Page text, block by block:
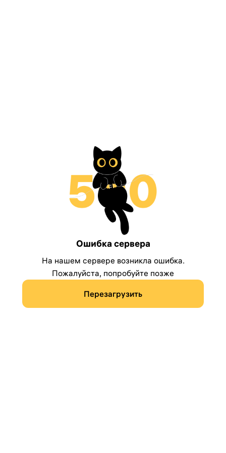
Ошибка сервера
На нашем сервере возникла ошибка.
Пожалуйста, попробуйте позже
Перезагрузить